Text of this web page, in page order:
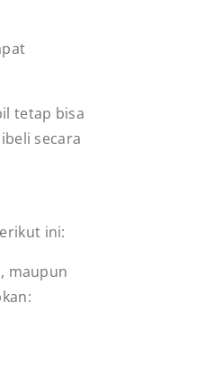
tetap bisa
secara
ini:
maupun